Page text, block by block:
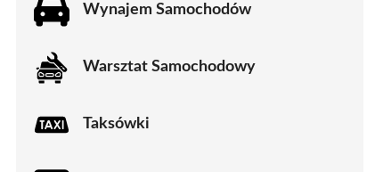
Wynajem Samochodów
Warsztat Samochodowy
Taksówki